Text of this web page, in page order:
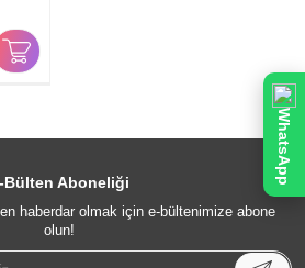
Bülten Aboneliği
haberdar olmak için e-bültenimize abone
olun!
WhatsApp